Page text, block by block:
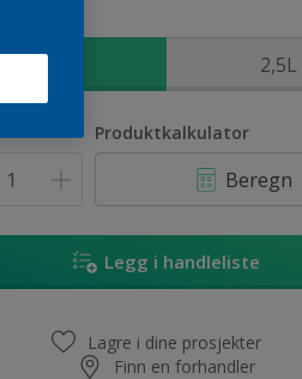
1L 2,5L
Produktkalkulator
Beregn
Legg i handleliste
Lagre i dine prosjekter
Finn en forhandler